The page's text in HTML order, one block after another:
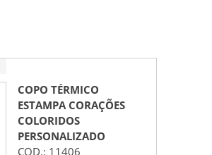
COPO TÉRMICO
ESTAMPA CORAÇÕES
COLORIDOS
PERSONALIZADO
COD.: 11406